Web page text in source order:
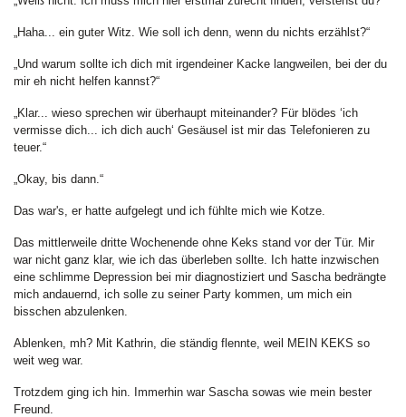
„Haha... ein guter Witz. Wie soll ich denn, wenn du nichts erzählst?“
„Und warum sollte ich dich mit irgendeiner Kacke langweilen, bei der du
mir eh nicht helfen kannst?“
„Klar... wieso sprechen wir überhaupt miteinander? Für blödes ‘ich
vermisse dich... ich dich auch‘ Gesäusel ist mir das Telefonieren zu
teuer.“
„Okay, bis dann.“
Das war's, er hatte aufgelegt und ich fühlte mich wie Kotze.
Das mittlerweile dritte Wochenende ohne Keks stand vor der Tür. Mir
war nicht ganz klar, wie ich das überleben sollte. Ich hatte inzwischen
eine schlimme Depression bei mir diagnostiziert und Sascha bedrängte
mich andauernd, ich solle zu seiner Party kommen, um mich ein
bisschen abzulenken.
Ablenken, mh? Mit Kathrin, die ständig flennte, weil MEIN KEKS so
weit weg war.
Trotzdem ging ich hin. Immerhin war Sascha sowas wie mein bester
Freund.